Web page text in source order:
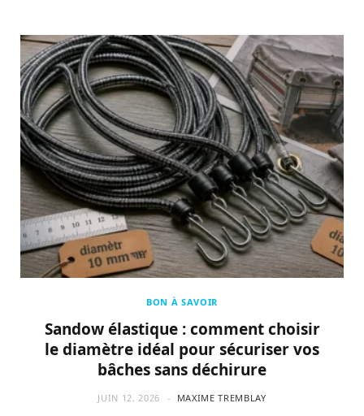
BON À SAVOIR
Sandow élastique : comment choisir
le diamètre idéal pour sécuriser vos
bâches sans déchirure
JUIN 12, 2026 MAXIME TREMBLAY